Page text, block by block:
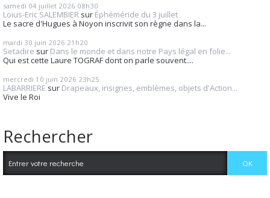
samedi 04 juillet 2026 08h30
Loius-Eric SALEMBIER sur Éphéméride du 3 juillet
Le sacre d'Hugues à Noyon inscrivit son règne dans la...
mardi 30 juin 2026 21h20
Setadire sur Dans le monde et dans notre Pays légal en folie...
Qui est cette Laure TOGRAF dont on parle souvent....
mercredi 10 juin 2026 23h25
LABARRIERE sur Drapeaux, insignes, emblèmes, objets d'Action...
Vive le Roi
Rechercher